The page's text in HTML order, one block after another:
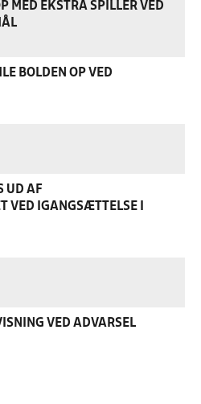
MED EKSTRA SPILLER VED
BOLDEN OP VED
UD AF
VED IGANGSÆTTELSE I
VED ADVARSEL